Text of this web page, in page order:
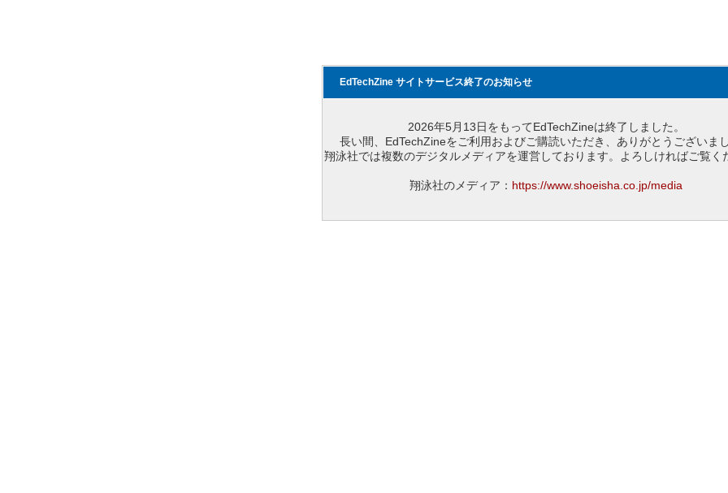
EdTechZine サイトサービス終了のお知らせ
2026年5月13日をもってEdTechZineは終了しました。
長い間、EdTechZineをご利用およびご購読いただき、ありがとうございまし
翔泳社では複数のデジタルメディアを運営しております。よろしければご覧く
翔泳社のメディア： https://www.shoeisha.co.jp/media